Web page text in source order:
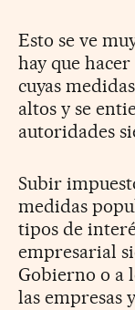
Esto se ve
hay que
cuyas
altos y se
autoridades
Subir
medidas
tipos de
empresarial
Gobierno o a
las empresas